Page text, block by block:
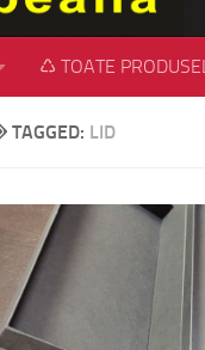
♺ TOATE
TAGGED: LID